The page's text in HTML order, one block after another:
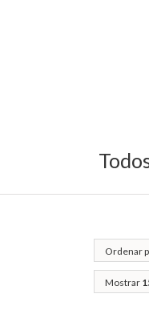
Ordenar
Mostrar